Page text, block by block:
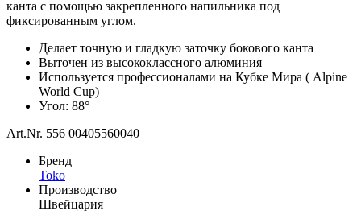
канта с помощью закрепленного напильника под
фиксированным углом.
Делает точную и гладкую заточку бокового канта
Выточен из высококлассного алюминия
Используется профессионалами на Кубке Мира ( Alpine
World Cup)
Угол: 88°
Art.Nr. 556 00405560040
Бренд
Toko
Производство
Швейцария